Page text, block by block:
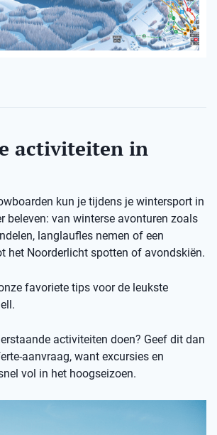
activiteiten in
kun je tijdens je wintersport in
beleven: van winterse avonturen zoals
langlaufles nemen of een
het Noorderlicht spotten of avondskiën.
favoriete tips voor de leukste
activiteiten doen? Geef dit dan
aanvraag, want excursies en
vol in het hoogseizoen.